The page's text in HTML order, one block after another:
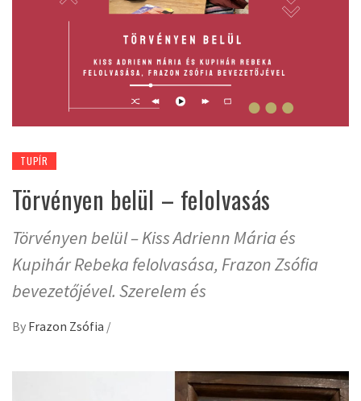
TUPÍR
Törvényen belül – felolvasás
Törvényen belül – Kiss Adrienn Mária és
Kupihár Rebeka felolvasása, Frazon Zsófia
bevezetőjével. Szerelem és
By Frazon Zsófia /